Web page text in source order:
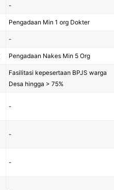
-
Pengadaan Min 1 org Dokter
-
Pengadaan Nakes Min 5 Org
Fasilitasi kepesertaan BPJS warga
Desa hingga > 75%
-
-
-